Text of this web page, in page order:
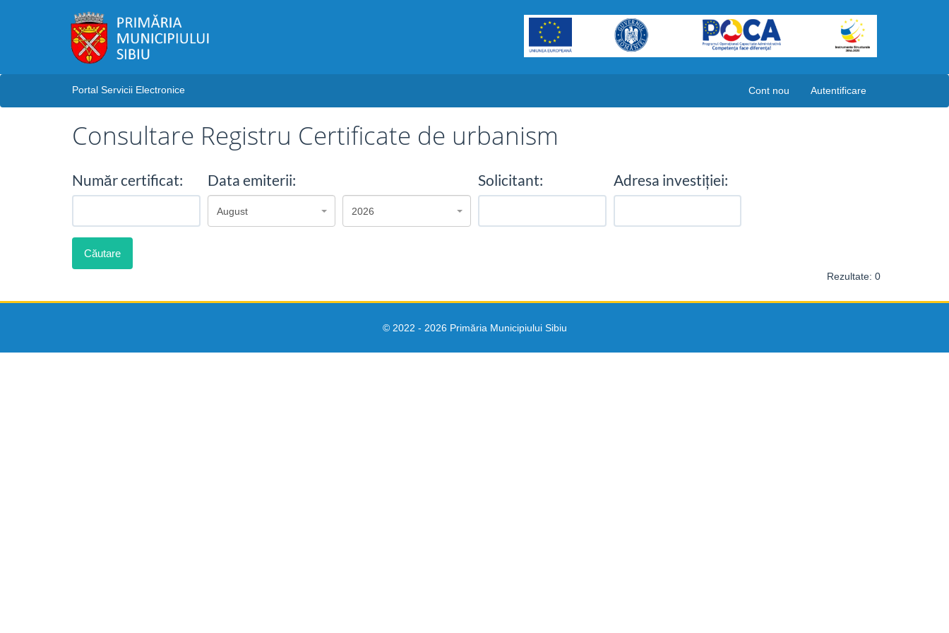
Portal Servicii Electronice Cont nou Autentificare
Consultare Registru Certificate de urbanism
Număr certificat: Data emiterii:
August 2026
Solicitant: Adresa investiției:
Rezultate: 0
© 2022 - 2026 Primăria Municipiului Sibiu